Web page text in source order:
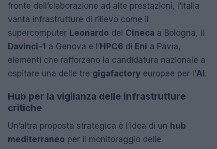
fronte dell’elaborazione ad alte prestazioni, l’Italia
vanta infrastrutture di rilievo come il
supercomputer Leonardo del Cineca a Bologna, il
Davinci-1 a Genova e l’HPC6 di Eni a Pavia,
elementi che rafforzano la candidatura nazionale a
ospitare una delle tre gigafactory europee per l’AI.
Hub per la vigilanza delle infrastrutture
critiche
Un’altra proposta strategica è l’idea di un hub
mediterraneo per il monitoraggio delle